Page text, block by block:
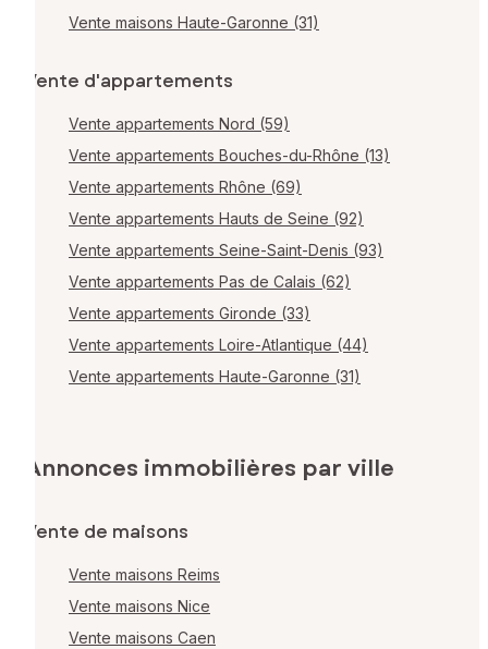
Vente maisons Haute-Garonne (31)
Vente d'appartements
Vente appartements Nord (59)
Vente appartements Bouches-du-Rhône (13)
Vente appartements Rhône (69)
Vente appartements Hauts de Seine (92)
Vente appartements Seine-Saint-Denis (93)
Vente appartements Pas de Calais (62)
Vente appartements Gironde (33)
Vente appartements Loire-Atlantique (44)
Vente appartements Haute-Garonne (31)
Annonces immobilières par ville
Vente de maisons
Vente maisons Reims
Vente maisons Nice
Vente maisons Caen